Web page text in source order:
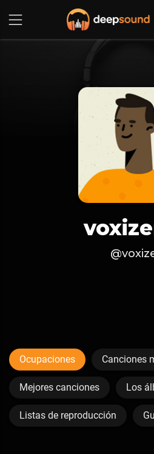
Ocupaciones Canciones
Mejores canciones Los
Listas de reproducción